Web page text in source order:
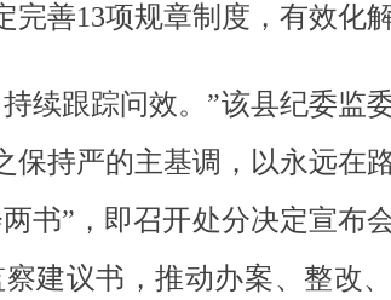
善13项规章制度，有效化解
续跟踪问效。”该县纪委监
持严的主基调，以永远在
书”，即召开处分决定宣布
建议书，推动办案、整改